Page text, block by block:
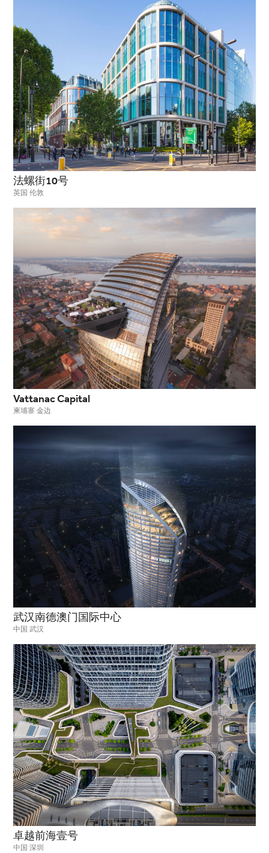
法螺街10号
英国 伦敦
Vattanac Capital
柬埔寨 金边
武汉南德澳门国际中心
中国 武汉
卓越前海壹号
中国 深圳